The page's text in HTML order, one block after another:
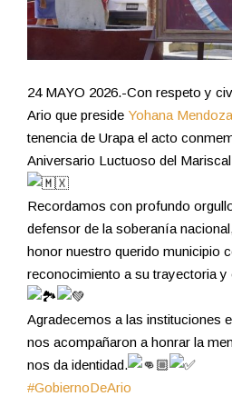
24 MAYO 2026.-Con respeto y
Ario que preside Yohana Mendoza
tenencia de Urapa el acto
Aniversario Luctuoso del
Recordamos con profundo
defensor de la soberanía
honor nuestro querido municipio
reconocimiento a su trayectoria y
Agradecemos a las instituciones
nos acompañaron a honrar la
nos da identidad.
#GobiernoDeArio